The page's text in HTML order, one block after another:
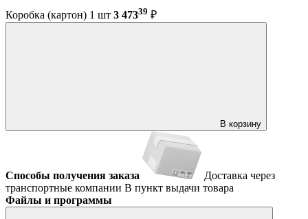
Коробка (картон) 1 шт 3 47339 ₽
В корзину
Способы получения заказа
Доставка через
транспортные компании В пункт выдачи товара
Файлы и программы